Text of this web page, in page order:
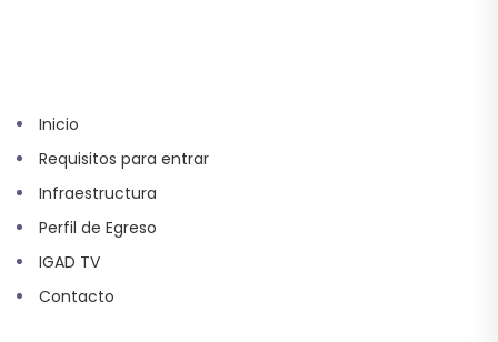
Inicio
Requisitos para entrar
Infraestructura
Perfil de Egreso
IGAD TV
Contacto